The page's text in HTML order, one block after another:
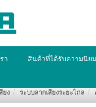
า สินค้าที่ได้รับความนิยม
ยง ระบบลากเสียงระยะไกล